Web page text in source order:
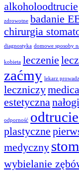
alkoholoodtrucie
zdrowotne badanie
chirurgia
diagnostyka domowe sposoby
kobieta leczenie
zaćmy lekarz
leczniczy
estetycznanałogi
odporność
plastyczne
medyczny
wybielanie